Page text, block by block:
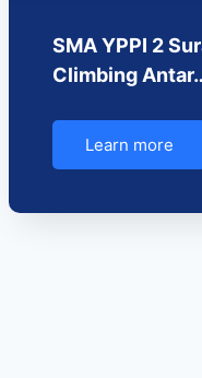
SMA YPPI 2
Climbing
Learn more